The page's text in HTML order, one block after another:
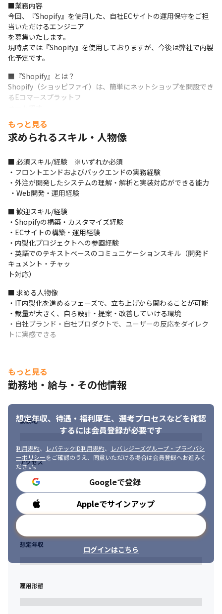
■業務内容
今回、『Shopify』を使用した、自社ECサイトの運用保守をご担
当いただけるエンジニア
を募集いたします。
現時点では『Shopify』を使用しておりますが、今後は弊社で内製
化予定です。
■『Shopify』とは？
Shopify（ショッピファイ）は、簡単にネットショップを開設でき
るEコマースプラットフ
ョップが作れるよう
、ECサイトのテンプレート、決済手段、ホスティングサービスを
クリプションサービスとして提供しています。
■具体的な業務内容
◆自社ECサイト（Shopify）の保守・運用
◆新機能の追加や既存機能の改善
◆外部開発会社とのディレクション（要件整理・進行管理）
◆外注が開発したシステムの理解と改修
◆フロントエンド／バックエンドのコーディング実務
※最初は社内唯一のIT担当となりますが、今後の内製化を見据え
ており、中核メンバーと
して裁量を持って業務を進めていただきます。
もっと見る
求められるスキル・人物像
■ 必須スキル/経験　※いずれか必須
・フロントエンドおよびバックエンドの実務経験
・外注が開発したシステムの理解・解析と実装対応ができる能力
・Web開発・運用経験
■ 歓迎スキル/経験
・Shopifyの構築・カスタマイズ経験
・ECサイトの構築・運用経験
・内製化プロジェクトへの参画経験
・英語でのテキストベースのコミュニケーションスキル（開発ド
キュメント・チャッ
ト対応）
■ 求める人物像
・IT内製化を進めるフェーズで、立ち上げから関わることが可能
・裁量が大きく、自ら設計・提案・改善していける環境
・自社ブランド・自社プロダクトで、ユーザーの反応をダイレク
トに実感できる
もっと見る
勤務地・給与・その他情報
想定年収、待遇・福利厚生、 選考プロセスなどを確認
するには会員登録が必要です
利用規約、 レバテックID利用規約、
レバレジーズグループ・プライバシ
ーポリシーをご確認のうえ、同意いただける場合は会員登録へお進みく
ださい。
Googleで登録
Appleでサインアップ
ログインはこちら
勤務地
アクセス
勤務時間
想定年収
雇用形態